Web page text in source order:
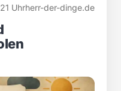
Uhrherr-der-dinge.de